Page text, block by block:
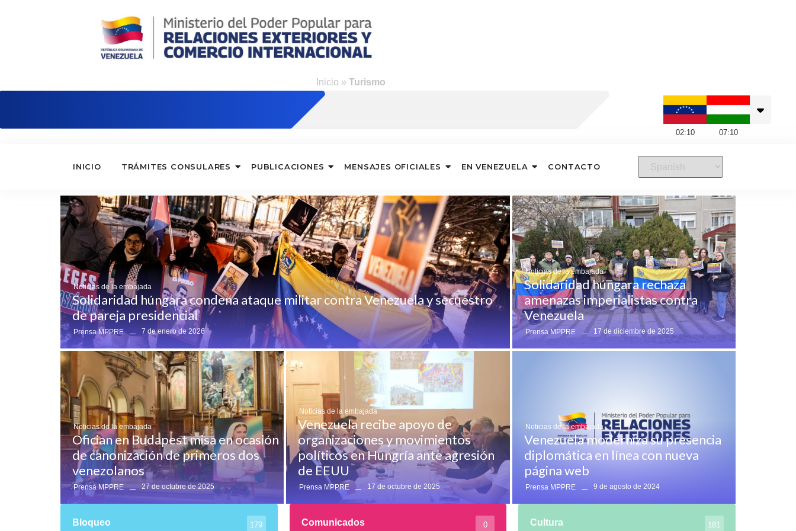
Inicio »Turismo
02:10 07:10
INICIO TRÁMITES CONSULARES PUBLICACIONES MENSAJES OFICIALES EN VENEZUELA CONTACTO
Noticias de la embajada
Solidaridad húngara condena ataque militar contra Venezuela y secuestro
de pareja presidencial
Prensa MPPRE 7 de enero de 2026
Noticias de la embajada
Solidaridad húngara rechaza
amenazas imperialistas contra
Venezuela
Prensa MPPRE 17 de diciembre de 2025
Noticias de la embajada
Ofician en Budapest misa en ocasión
de canonización de primeros dos
venezolanos
Prensa MPPRE 27 de octubre de 2025
Noticias de la embajada
Venezuela recibe apoyo de
organizaciones y movimientos
políticos en Hungría ante agresión
de EEUU
Prensa MPPRE 17 de octubre de 2025
Noticias de la embajada
Venezuela moderniza su presencia
diplomática en línea con nueva
página web
Prensa MPPRE 9 de agosto de 2024
Bloqueo 179 Comunicados 0 Cultura 181